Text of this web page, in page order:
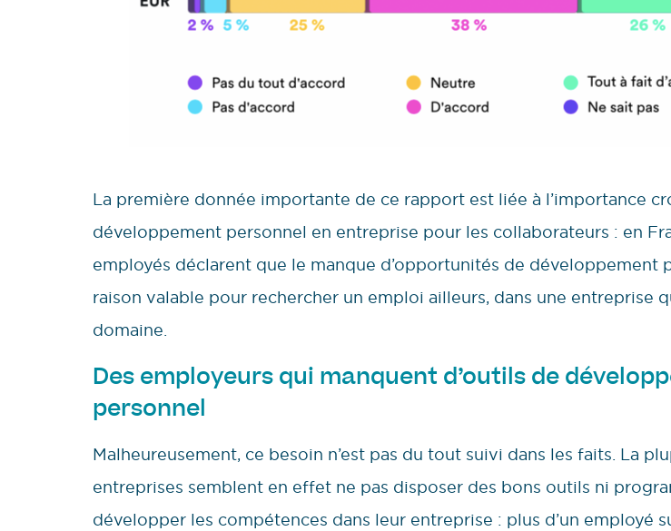
La première donnée importante de ce rapport est liée à l’importance
développement personnel en entreprise pour les collaborateurs : en
employés déclarent que le manque d’opportunités de développement
raison valable pour rechercher un emploi ailleurs, dans une entreprise
domaine.
Des employeurs qui manquent d’outils de
personnel
Malheureusement, ce besoin n’est pas du tout suivi dans les faits. La
entreprises semblent en effet ne pas disposer des bons outils ni
développer les compétences dans leur entreprise : plus d’un employé